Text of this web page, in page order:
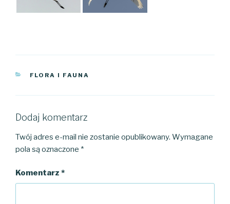
KATEGORIE
FLORA I FAUNA
Dodaj komentarz
Twój adres e-mail nie zostanie opublikowany. Wymagane
pola są oznaczone *
Komentarz *